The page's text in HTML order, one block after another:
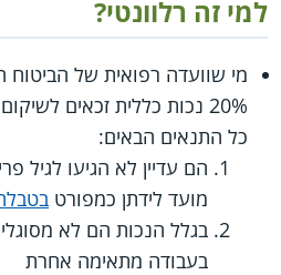
למי זה רלוונטי?
מי שוועדה רפואית של
20% נכות כללית זכאים
כל התנאים הבאים:
מועד לידתן כמפורט
בגלל הנכות הם לא
בעבודה מתאימה אחרת